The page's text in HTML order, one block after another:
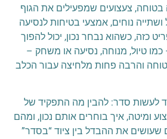
צעצועים שמפעילים את הגוף
ושתייה נוחים, אמצעי בטיחות לנסיעה
כזה, כשהוא נבחר נכון, יכול להפוך
טיול, מנוחה, נסיעה או משחק –
והרבה פחות מלחיצה עבור הכלב
לעשות סדר: להבין מה התפקיד של
ומיטה, איך בוחרים אותם נכון, ומהם
שעושים את ההבדל בין ציוד “בסדר”